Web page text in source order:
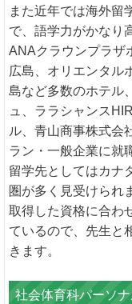
また近年では海外留
で、語学力がかなり
ANAクラウンプラザ
広島、オリエンタル
島など多数のホテル
ュ、ララシャンス
ル、青山商事株式会
ラン・一般企業に就
留学先としてはカナ
圏が多く見受けられ
取得した資格に合わ
ているので、先生と
きます。
社会体育科パーソ